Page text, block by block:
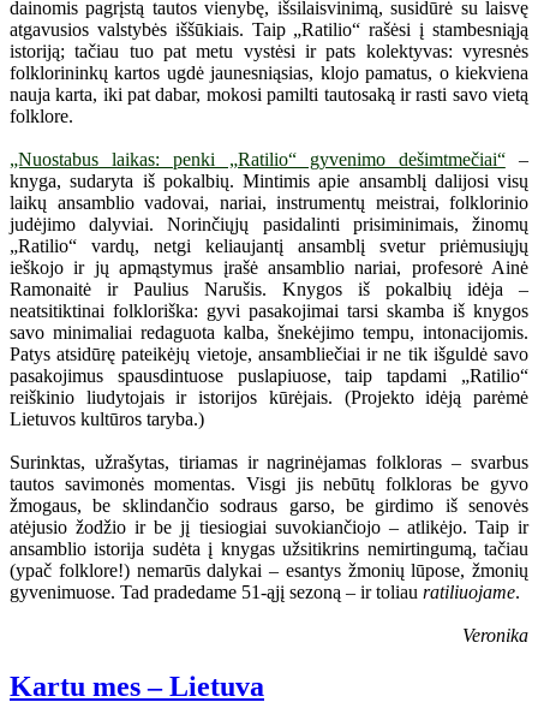
dainomis pagrįstą tautos vienybę, išsilaisvinimą, susidūrė su laisvę
atgavusios valstybės iššūkiais. Taip „Ratilio“ rašėsi į stambesniąją
istoriją; tačiau tuo pat metu vystėsi ir pats kolektyvas: vyresnės
folklorininkų kartos ugdė jaunesniąsias, klojo pamatus, o kiekviena
nauja karta, iki pat dabar, mokosi pamilti tautosaką ir rasti savo vietą
folklore.
„Nuostabus laikas: penki „Ratilio“ gyvenimo dešimtmečiai“–
knyga, sudaryta iš pokalbių. Mintimis apie ansamblį dalijosi visų
laikų ansamblio vadovai, nariai, instrumentų meistrai, folklorinio
judėjimo dalyviai. Norinčiųjų pasidalinti prisiminimais, žinomų
„Ratilio“ vardų, netgi keliaujantį ansamblį svetur priėmusiųjų
ieškojo ir jų apmąstymus įrašė ansamblio nariai, profesorė Ainė
Ramonaitė ir Paulius Narušis. Knygos iš pokalbių idėja –
neatsitiktinai folkloriška: gyvi pasakojimai tarsi skamba iš knygos
savo minimaliai redaguota kalba, šnekėjimo tempu, intonacijomis.
Patys atsidūrę pateikėjų vietoje, ansambliečiai ir ne tik išguldė savo
pasakojimus spausdintuose puslapiuose, taip tapdami „Ratilio“
reiškinio liudytojais ir istorijos kūrėjais. (Projekto idėją parėmė
Lietuvos kultūros taryba.)
Surinktas, užrašytas, tiriamas ir nagrinėjamas folkloras – svarbus
tautos savimonės momentas. Visgi jis nebūtų folkloras be gyvo
žmogaus, be sklindančio sodraus garso, be girdimo iš senovės
atėjusio žodžio ir be jį tiesiogiai suvokiančiojo – atlikėjo. Taip ir
ansamblio istorija sudėta į knygas užsitikrins nemirtingumą, tačiau
(ypač folklore!) nemarūs dalykai – esantys žmonių lūpose, žmonių
gyvenimuose. Tad pradedame 51-ąjį sezoną – ir toliau ratiliuojame.
Veronika
Kartu mes – Lietuva